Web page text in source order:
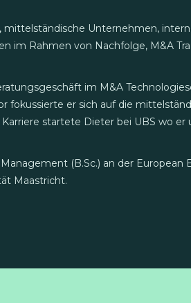
mittelständische Unternehmen,
im Rahmen von Nachfolge, M&A
im M&A
fokussierte er sich auf die
startete Dieter bei UBS wo
(B.Sc.) an der European
Maastricht.